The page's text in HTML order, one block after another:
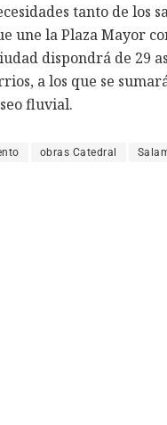
tanto de los
une la Plaza Mayor
dispondrá de 29
a los que se
fluvial.
obras Catedral